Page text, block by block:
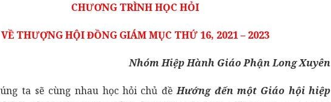
CHƯƠNG TRÌNH HỌC HỎI
VỀ THƯỢNG HỘI ĐỒNG GIÁM MỤC THỨ 16, 2021 – 2023
Nhóm Hiệp Hành Giáo Phận Long Xuyên
ta sẽ cùng nhau học hỏi chủ đề Hướng đến một Giáo hội hiệp